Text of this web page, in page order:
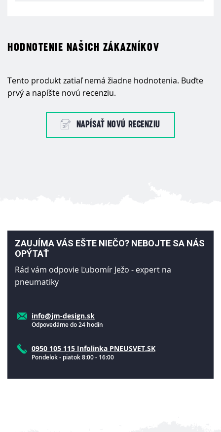
HODNOTENIE NAŠICH ZÁKAZNÍKOV
Tento produkt zatiaľ nemá žiadne hodnotenia. Buďte
prvý a napíšte novú recenziu.
NAPÍSAŤ NOVÚ RECENZIU
ZAUJÍMA VÁS EŠTE NIEČO? NEBOJTE SA NÁS
OPÝTAŤ
Rád vám odpovie Ľubomír Ježo - expert na
pneumatiky
info@jm-design.sk
Odpovedáme do 24 hodín
0950 105 115 Infolinka PNEUSVET.SK
Pondelok - piatok 8:00 - 16:00